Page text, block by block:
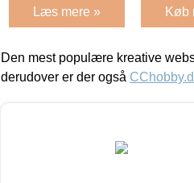
Læs mere » Køb
Den mest populære kreative
derudover er der også